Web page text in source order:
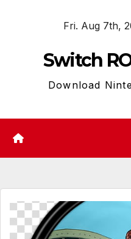
Fri. Aug 7th,
Switch
Download